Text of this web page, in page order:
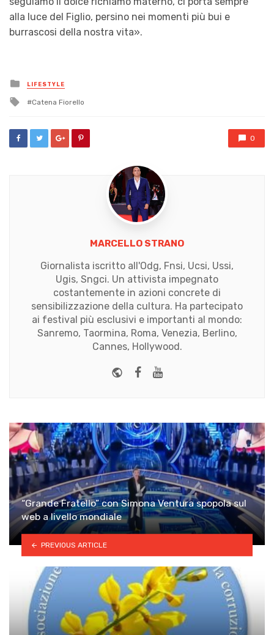
alla luce del Figlio, persino nei momenti più bui e
burrascosi della nostra vita».
Posted
in
LIFESTYLE
Tagged
Catena Fiorello
0
MARCELLO STRANO
Giornalista iscritto all'Odg, Fnsi, Ucsi, Ussi,
Ugis, Sngci. Un attivista impegnato
costantemente in azioni concrete di
sensibilizzazione della cultura. Ha partecipato
ai festival più esclusivi e importanti al mondo:
Sanremo, Taormina, Roma, Venezia, Berlino,
Cannes, Hollywood.
Website
Facebook
Youtube
“Grande Fratello” con Simona Ventura spopola sul
web a livello mondiale
PREVIOUS ARTICLE